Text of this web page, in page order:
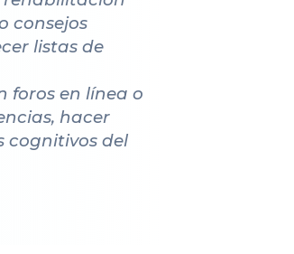
consejos
listas de
foros en línea o
hacer
cognitivos del